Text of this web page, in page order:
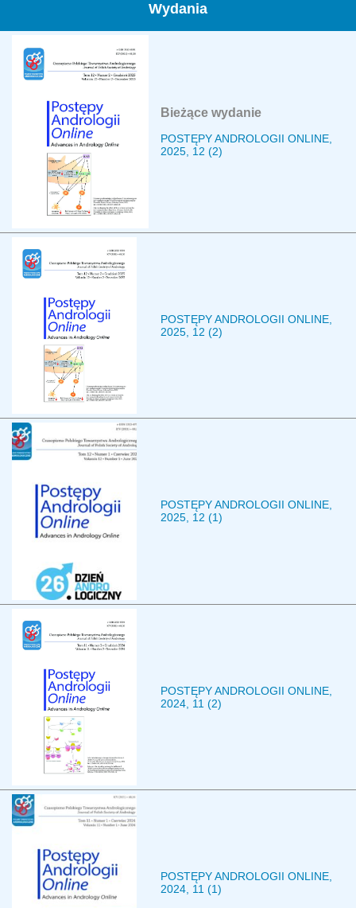
Wydania
Bieżące wydanie
POSTĘPY ANDROLOGII ONLINE,
2025, 12 (2)
POSTĘPY ANDROLOGII ONLINE,
2025, 12 (2)
POSTĘPY ANDROLOGII ONLINE,
2025, 12 (1)
POSTĘPY ANDROLOGII ONLINE,
2024, 11 (2)
POSTĘPY ANDROLOGII ONLINE,
2024, 11 (1)